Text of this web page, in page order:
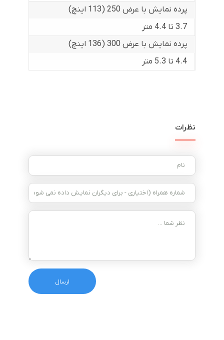
پرده نمایش با عرض 250 (113 اینچ)
3.7 تا 4.4 متر
پرده نمایش با عرض 300 (136 اینچ)
4.4 تا 5.3 متر
نظرات